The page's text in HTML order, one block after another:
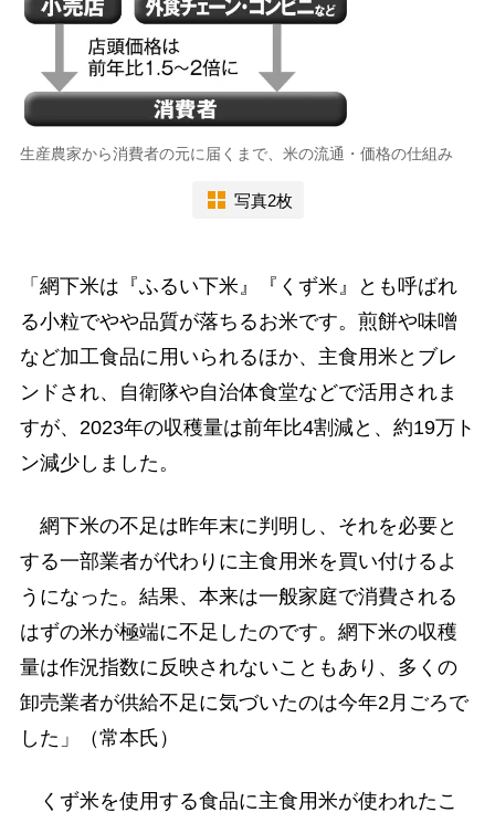
生産農家から消費者の元に届くまで、米の流通・価格の仕組み
写真2枚
「網下米は『ふるい下米』『くず米』とも呼ばれ
る小粒でやや品質が落ちるお米です。煎餅や味噌
など加工食品に用いられるほか、主食用米とブレ
ンドされ、自衛隊や自治体食堂などで活用されま
すが、2023年の収穫量は前年比4割減と、約19万ト
ン減少しました。
網下米の不足は昨年末に判明し、それを必要と
する一部業者が代わりに主食用米を買い付けるよ
うになった。結果、本来は一般家庭で消費される
はずの米が極端に不足したのです。網下米の収穫
量は作況指数に反映されないこともあり、多くの
卸売業者が供給不足に気づいたのは今年2月ごろで
した」（常本氏）
くず米を使用する食品に主食用米が使われたこ